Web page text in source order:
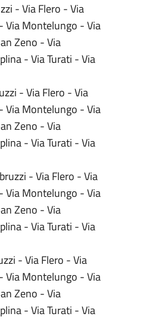
- Via Flero - Via
Via Montelungo - Via
Zeno - Via
- Via Turati - Via
- Via Flero - Via
Via Montelungo - Via
Zeno - Via
- Via Turati - Via
- Via Flero - Via
Via Montelungo - Via
Zeno - Via
- Via Turati - Via
- Via Flero - Via
Via Montelungo - Via
Zeno - Via
- Via Turati - Via